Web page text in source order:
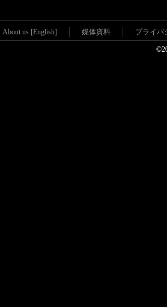
About us [English] 媒体資料 プライバ